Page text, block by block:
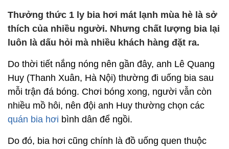
Thưởng thức 1 ly bia hơi mát lạnh mùa hè là sở
thích của nhiều người. Nhưng chất lượng bia lại
luôn là dấu hỏi mà nhiều khách hàng đặt ra.
Do thời tiết nắng nóng nên gần đây, anh Lê Quang
Huy (Thanh Xuân, Hà Nội) thường đi uống bia sau
mỗi trận đá bóng. Chơi bóng xong, người vẫn còn
nhiều mồ hôi, nên đội anh Huy thường chọn các
quán bia hơi bình dân để ngồi.
Do đó, bia hơi cũng chính là đồ uống quen thuộc